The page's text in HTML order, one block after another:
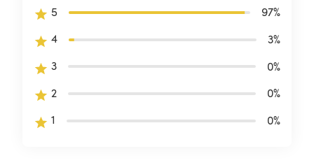
5
97%
4
3%
3
0%
2
0%
1
0%